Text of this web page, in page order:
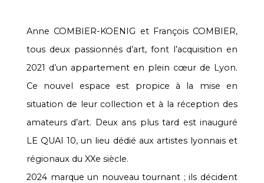
Anne COMBIER-KOENIG et François COMBIER,
tous deux passionnés d’art, font l’acquisition en
2021 d’un appartement en plein cœur de Lyon.
Ce nouvel espace est propice à la mise en
situation de leur collection et à la réception des
amateurs d’art. Deux ans plus tard est inauguré
LE QUAI 10, un lieu dédié aux artistes lyonnais et
régionaux du XXe siècle.
2024 marque un nouveau tournant ; ils décident